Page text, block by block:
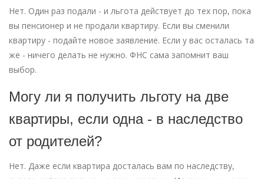
Нет. Один раз подали - и льгота действует до тех пор, пока
вы пенсионер и не продали квартиру. Если вы сменили
квартиру - подайте новое заявление. Если у вас осталась та
же - ничего делать не нужно. ФНС сама запомнит ваш
выбор.
Могу ли я получить льготу на две
квартиры, если одна - в наследство
от родителей?
Нет. Даже если квартира досталась вам по наследству,